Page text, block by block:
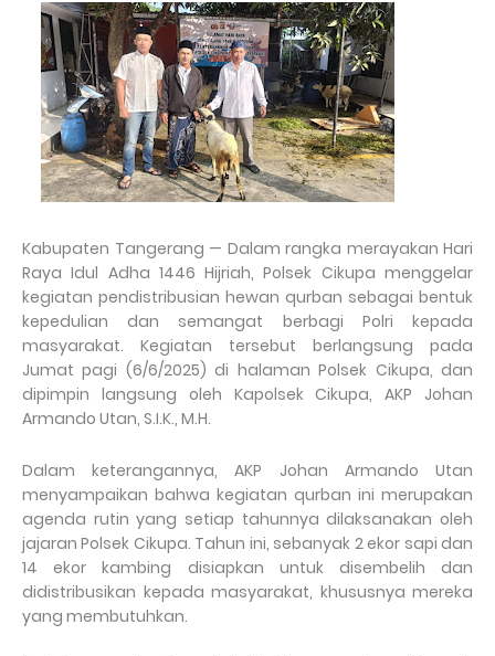
Kabupaten Tangerang — Dalam rangka merayakan Hari
Raya Idul Adha 1446 Hijriah, Polsek Cikupa menggelar
kegiatan pendistribusian hewan qurban sebagai bentuk
kepedulian dan semangat berbagi Polri kepada
masyarakat. Kegiatan tersebut berlangsung pada
Jumat pagi (6/6/2025) di halaman Polsek Cikupa, dan
dipimpin langsung oleh Kapolsek Cikupa, AKP Johan
Armando Utan, S.I.K., M.H.
Dalam keterangannya, AKP Johan Armando Utan
menyampaikan bahwa kegiatan qurban ini merupakan
agenda rutin yang setiap tahunnya dilaksanakan oleh
jajaran Polsek Cikupa. Tahun ini, sebanyak 2 ekor sapi dan
14 ekor kambing disiapkan untuk disembelih dan
didistribusikan kepada masyarakat, khususnya mereka
yang membutuhkan.